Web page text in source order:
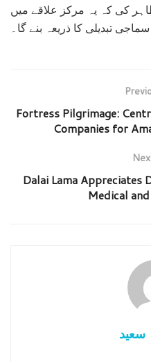
کی کہ یہ مرکز علاقے میں
تبدیلی کا ذریعہ بنے گا۔
Fortress Pilgrimage:
Companies for
Dalai Lama Appreciates
Medical
سعید